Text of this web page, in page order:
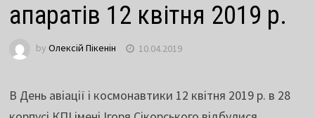
апаратів 12 квітня 2019 р.
by Олексій Пікенін 10.04.2019
В День авіації і космонавтики 12 квітня 2019 р. в 28